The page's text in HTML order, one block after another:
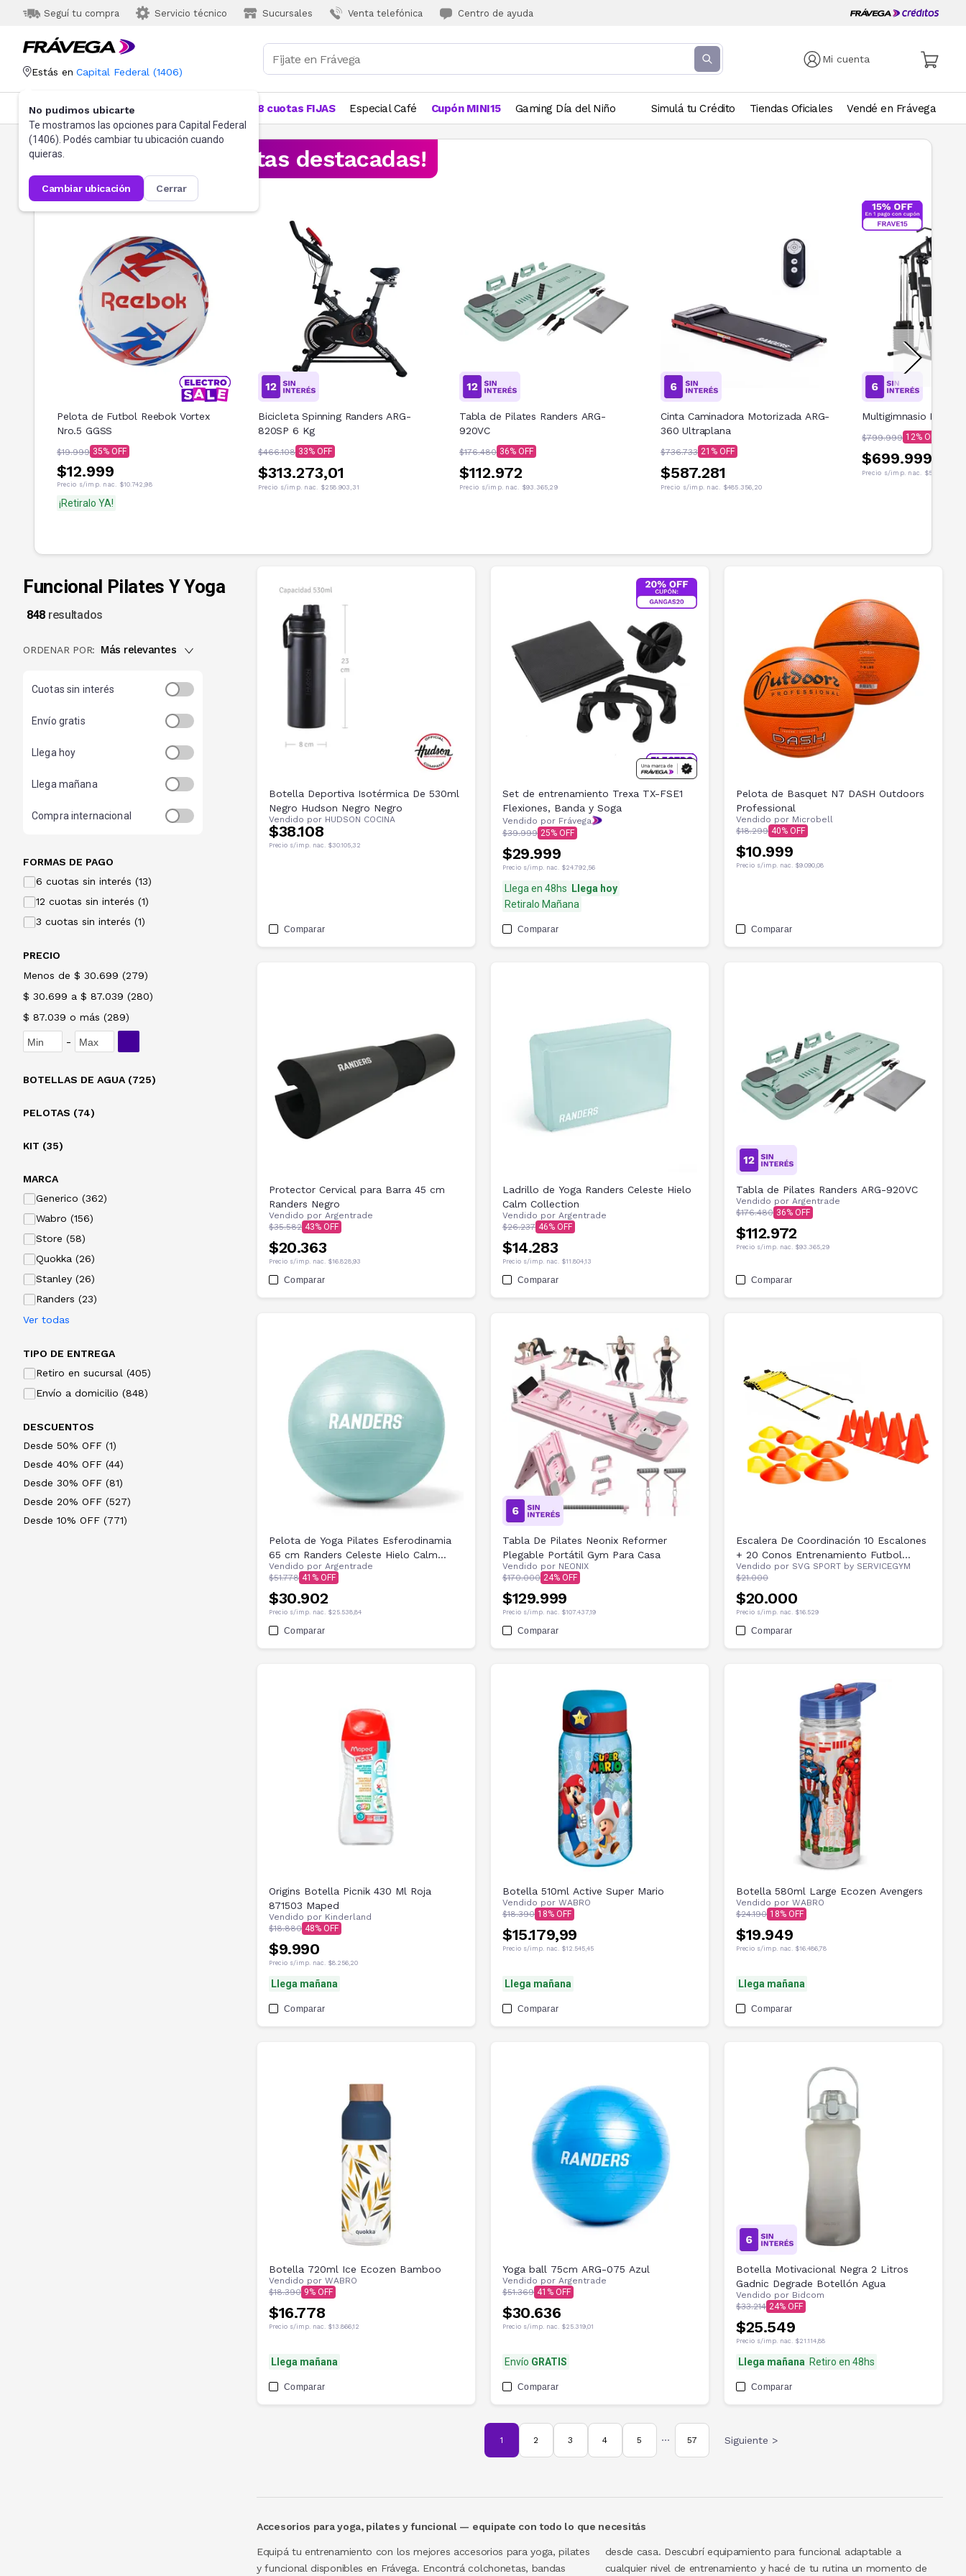
Seguí tu compra Servicio técnico Sucursales Venta telefónica Centro de ayuda
Mi cuenta
Estás en Capital Federal (1406)
No pudimos ubicarte
Te mostramos las opciones para Capital Federal
(1406). Podés cambiar tu ubicación cuando
quieras.
cambiar ubicación cerrar
Categorías Más Vendidos 18 cuotas FIJAS Especial Café Cupón MINI15 Gaming Día del Niño Simulá tu Crédito Tiendas Oficiales Vendé en Frávega
¡Aprovechá las ofertas destacadas!
Pelota de Futbol Reebok Vortex
Nro.5 GGSS
$19.999 35
$12.999
Precio s/imp. nac. $10.742,98
¡Retiralo YA!
Bicicleta Spinning Randers ARG-
820SP 6 Kg
$466.108 33
$313.273,01
Precio s/imp. nac. $258.903,31
Tabla de Pilates Randers ARG-
920VC
$176.480 36
$112.972
Precio s/imp. nac. $93.365,29
Cinta Caminadora Motorizada ARG-
360 Ultraplana
$736.733 21
$587.281
Precio s/imp. nac. $485.356,20
Multigimnasio
$799.999 12
$699.999
Precio s/imp. nac. $578.511,57
Funcional Pilates Y Yoga
848 resultados
ORDENAR POR: Más relevantes
Cuotas sin interés
Envío gratis
Llega hoy
Llega mañana
Compra internacional
FORMAS DE PAGO
6 cuotas sin interés (13)
12 cuotas sin interés (1)
3 cuotas sin interés (1)
PRECIO
Menos de $ 30.699 (279)
$ 30.699 a $ 87.039 (280)
$ 87.039 o más (289)
-
BOTELLAS DE AGUA (725)
PELOTAS (74)
KIT (35)
MARCA
Generico (362)
Wabro (156)
Store (58)
Quokka (26)
Stanley (26)
Randers (23)
Ver todas
TIPO DE ENTREGA
Retiro en sucursal (405)
Envío a domicilio (848)
DESCUENTOS
Desde 50% OFF (1)
Desde 40% OFF (44)
Desde 30% OFF (81)
Desde 20% OFF (527)
Desde 10% OFF (771)
Botella Deportiva Isotérmica De 530ml
Negro Hudson Negro Negro
Vendido por HUDSON COCINA
$38.108
Precio s/imp. nac. $30.105,32
Comparar
Set de entrenamiento Trexa TX-FSE1
Flexiones, Banda y Soga
Vendido por Frávega
$39.999 25
$29.999
Precio s/imp. nac. $24.792,56
Llega en 48hs
Llega hoy
Retiralo Mañana
Comparar
Pelota de Basquet N7 DASH Outdoors
Professional
Vendido por Microbell
$18.299 40
$10.999
Precio s/imp. nac. $9.090,08
Comparar
Protector Cervical para Barra 45 cm
Randers Negro
Vendido por Argentrade
$35.582 43
$20.363
Precio s/imp. nac. $16.828,93
Comparar
Ladrillo de Yoga Randers Celeste Hielo
Calm Collection
Vendido por Argentrade
$26.237 46
$14.283
Precio s/imp. nac. $11.804,13
Comparar
Tabla de Pilates Randers ARG-920VC
Vendido por Argentrade
$176.480 36
$112.972
Precio s/imp. nac. $93.365,29
Comparar
Pelota de Yoga Pilates Esferodinamia
65 cm Randers Celeste Hielo Calm
Collection
Vendido por Argentrade
$51.778 41
$30.902
Precio s/imp. nac. $25.538,84
Comparar
Tabla De Pilates Neonix Reformer
Plegable Portátil Gym Para Casa
Vendido por NEONIX
$170.000 24
$129.999
Precio s/imp. nac. $107.437,19
Comparar
Escalera De Coordinación 10 Escalones
+ 20 Conos Entrenamiento Futbol
Servicegym
Vendido por SVG SPORT by SERVICEGYM
$21.000
$20.000
Precio s/imp. nac. $16.529
Comparar
Origins Botella Picnik 430 Ml Roja
871503 Maped
Vendido por Kinderland
$18.880 48
$9.990
Precio s/imp. nac. $8.256,20
Llega mañana
Comparar
Botella 510ml Active Super Mario
Vendido por WABRO
$18.390 18
$15.179,99
Precio s/imp. nac. $12.545,45
Llega mañana
Comparar
Botella 580ml Large Ecozen Avengers
Vendido por WABRO
$24.190 18
$19.949
Precio s/imp. nac. $16.486,78
Llega mañana
Comparar
Botella 720ml Ice Ecozen Bamboo
Vendido por WABRO
$18.390 9
$16.778
Precio s/imp. nac. $13.866,12
Llega mañana
Comparar
Yoga ball 75cm ARG-075 Azul
Vendido por Argentrade
$51.369 41
$30.636
Precio s/imp. nac. $25.319,01
Envío GRATIS
Comparar
Botella Motivacional Negra 2 Litros
Gadnic Degrade Botellón Agua
Vendido por Bidcom
$33.214 24
$25.549
Precio s/imp. nac. $21.114,88
Llega mañana Retiro en 48hs
Comparar
1 2 3 4 5 ••• 57 Siguiente >
Accesorios para yoga, pilates y funcional — equipate con todo lo que necesitás
Equipá tu entrenamiento con los mejores accesorios para yoga, pilates
y funcional disponibles en Frávega. Encontrá colchonetas, bandas
desde casa. Descubrí equipamiento para funcional adaptable a
cualquier nivel de entrenamiento y hacé de tu rutina un momento de